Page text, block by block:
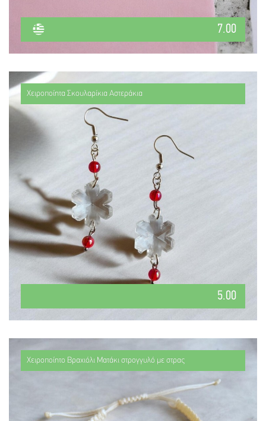
7.00
Χειροποίητα Σκουλαρίκια Αστεράκια
5.00
Χειροποίητο Βραχιόλι Ματάκι στρογγυλό με στρας